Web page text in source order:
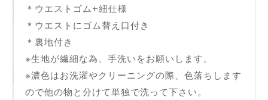
＊ウエストゴム+紐仕様
＊ウエストにゴム替え口付き
＊裏地付き
※生地が繊細な為、手洗いをお願いします。
※濃色はお洗濯やクリーニングの際、色落ちします
ので他の物と分けて単独で洗って下さい。